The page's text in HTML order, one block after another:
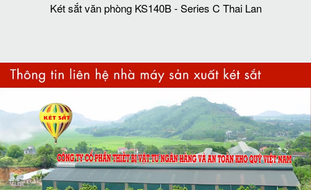
Két sắt văn phòng KS140B - Series C Thai Lan